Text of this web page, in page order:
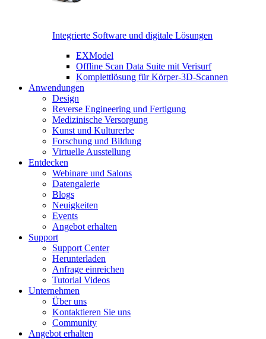
Integrierte Software und digitale Lösungen
EXModel
Offline Scan Data Suite mit Verisurf
Komplettlösung für Körper-3D-Scannen
Anwendungen
Design
Reverse Engineering und Fertigung
Medizinische Versorgung
Kunst und Kulturerbe
Forschung und Bildung
Virtuelle Ausstellung
Entdecken
Webinare und Salons
Datengalerie
Blogs
Neuigkeiten
Events
Angebot erhalten
Support
Support Center
Herunterladen
Anfrage einreichen
Tutorial Videos
Unternehmen
Über uns
Kontaktieren Sie uns
Community
Angebot erhalten